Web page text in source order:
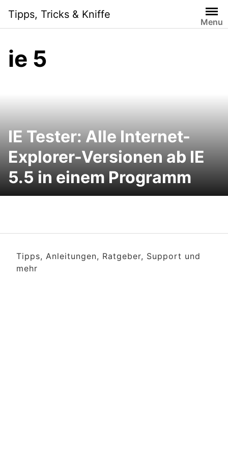
content
Tipps, Tricks & Kniffe
Menu
ie 5
IE Tester: Alle Internet-
Explorer-Versionen ab IE
5.5 in einem Programm
Tipps, Anleitungen, Ratgeber, Support und
mehr